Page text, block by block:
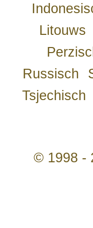
Litouws
Russisch
Tsjechisch
© 1998 -